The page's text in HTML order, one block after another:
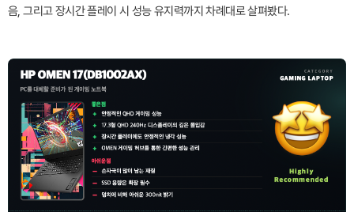
음, 그리고 장시간 플레이 시 성능 유지력까지 차례대로 살펴봤다.